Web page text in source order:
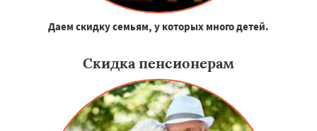
Даем скидку семьям, у которых много детей.
Скидка пенсионерам